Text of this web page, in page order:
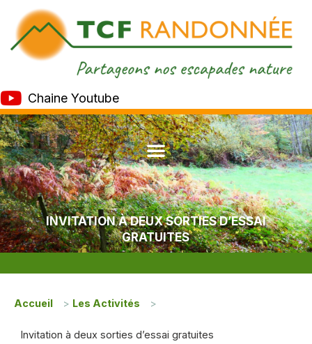
Chaine Youtube
INVITATION À DEUX SORTIES D’ESSAI
GRATUITES
Accueil > Les Activités >
Invitation à deux sorties d’essai gratuites